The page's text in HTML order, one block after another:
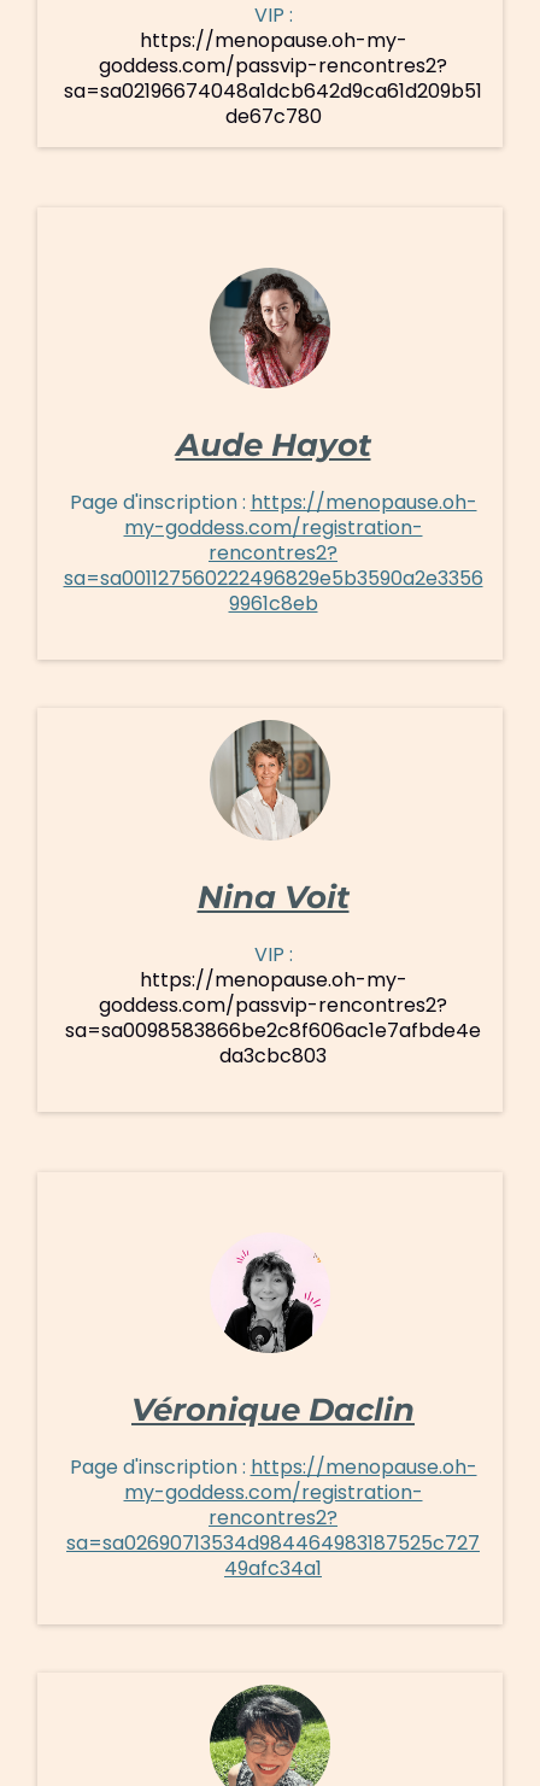
VIP :
https://menopause.oh-my-
goddess.com/passvip-rencontres2?
sa=sa02196674048a1dcb642d9ca61d209b51
de67c780
Aude Hayot
Page d'inscription : https://menopause.oh-
my-goddess.com/registration-
rencontres2?
sa=sa001127560222496829e5b3590a2e3356
9961c8eb
Nina Voit
VIP :
https://menopause.oh-my-
goddess.com/passvip-rencontres2?
sa=sa0098583866be2c8f606ac1e7afbde4e
da3cbc803
Véronique Daclin
Page d'inscription : https://menopause.oh-
my-goddess.com/registration-
rencontres2?
sa=sa02690713534d984464983187525c727
49afc34a1